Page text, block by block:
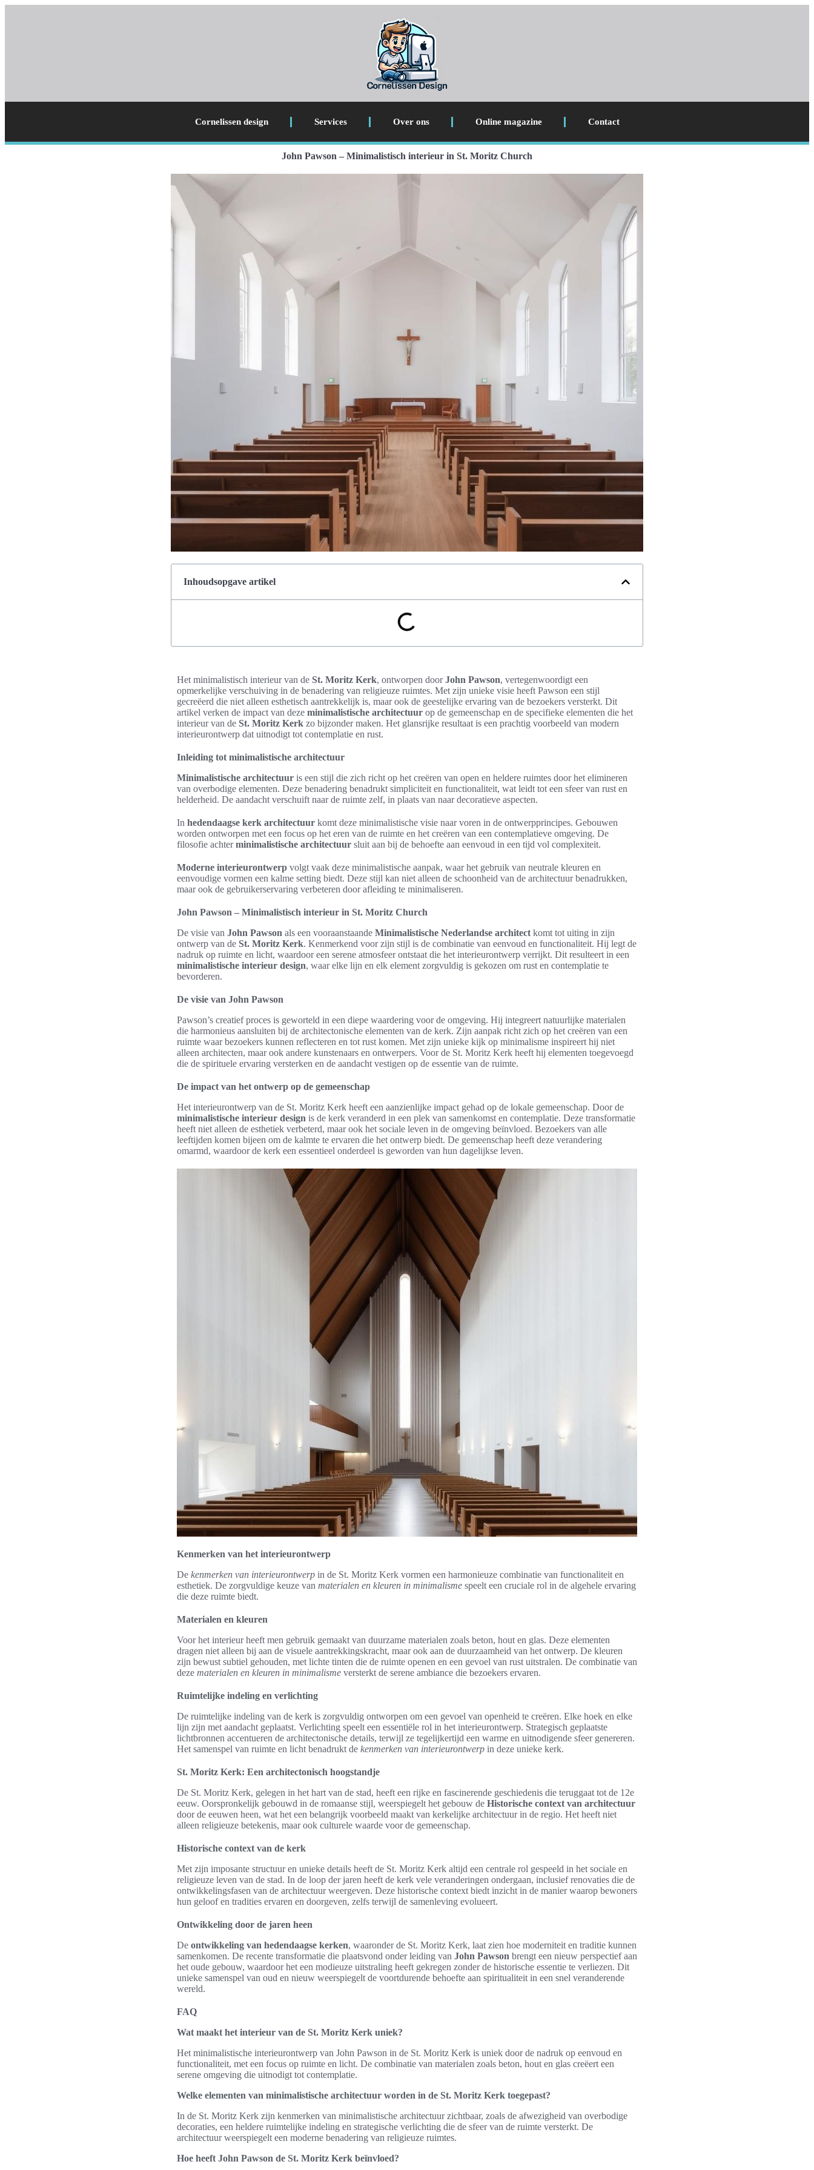
Cornelissen design Services Over ons Online magazine Contact
John Pawson – Minimalistisch interieur in St. Moritz Church
Inhoudsopgave artikel
Het minimalistisch interieur van de St. Moritz Kerk, ontworpen doorJohn Pawson, vertegenwoordigt een
opmerkelijke verschuiving in de benadering van religieuze ruimtes. Met zijn unieke visie heeft Pawson een stijl
gecreëerd die niet alleen esthetisch aantrekkelijk is, maar ook de geestelijke ervaring van de bezoekers versterkt. Dit
artikel verken de impact van deze minimalistische architectuur op de gemeenschap en de specifieke elementen die het
interieur van de St. Moritz Kerk zo bijzonder maken. Het glansrijke resultaat is een prachtig voorbeeld van modern
interieurontwerp dat uitnodigt tot contemplatie en rust.
Inleiding tot minimalistische architectuur
Minimalistische architectuur is een stijl die zich richt op het creëren van open en heldere ruimtes door het elimineren
van overbodige elementen. Deze benadering benadrukt simpliciteit en functionaliteit, wat leidt tot een sfeer van rust en
helderheid. De aandacht verschuift naar de ruimte zelf, in plaats van naar decoratieve aspecten.
In hedendaagse kerk architectuur komt deze minimalistische visie naar voren in de ontwerpprincipes. Gebouwen
worden ontworpen met een focus op het eren van de ruimte en het creëren van een contemplatieve omgeving. De
filosofie achterminimalistische architectuur sluit aan bij de behoefte aan eenvoud in een tijd vol complexiteit.
Moderne interieurontwerp volgt vaak deze minimalistische aanpak, waar het gebruik van neutrale kleuren en
eenvoudige vormen een kalme setting biedt. Deze stijl kan niet alleen de schoonheid van de architectuur benadrukken,
maar ook de gebruikerservaring verbeteren door afleiding te minimaliseren.
John Pawson – Minimalistisch interieur in St. Moritz Church
De visie van John Pawson als een vooraanstaande Minimalistische Nederlandse architect komt tot uiting in zijn
ontwerp van de St. Moritz Kerk. Kenmerkend voor zijn stijl is de combinatie van eenvoud en functionaliteit. Hij legt de
nadruk op ruimte en licht, waardoor een serene atmosfeer ontstaat die het interieurontwerp verrijkt. Dit resulteert in een
minimalistische interieur design, waar elke lijn en elk element zorgvuldig is gekozen om rust en contemplatie te
bevorderen.
De visie van John Pawson
Pawson’s creatief proces is geworteld in een diepe waardering voor de omgeving. Hij integreert natuurlijke materialen
die harmonieus aansluiten bij de architectonische elementen van de kerk. Zijn aanpak richt zich op het creëren van een
ruimte waar bezoekers kunnen reflecteren en tot rust komen. Met zijn unieke kijk op minimalisme inspireert hij niet
alleen architecten, maar ook andere kunstenaars en ontwerpers. Voor de St. Moritz Kerk heeft hij elementen toegevoegd
die de spirituele ervaring versterken en de aandacht vestigen op de essentie van de ruimte.
De impact van het ontwerp op de gemeenschap
Het interieurontwerp van de St. Moritz Kerk heeft een aanzienlijke impact gehad op de lokale gemeenschap. Door de
minimalistische interieur design is de kerk veranderd in een plek van samenkomst en contemplatie. Deze transformatie
heeft niet alleen de esthetiek verbeterd, maar ook het sociale leven in de omgeving beïnvloed. Bezoekers van alle
leeftijden komen bijeen om de kalmte te ervaren die het ontwerp biedt. De gemeenschap heeft deze verandering
omarmd, waardoor de kerk een essentieel onderdeel is geworden van hun dagelijkse leven.
Kenmerken van het interieurontwerp
De kenmerken van interieurontwerp in de St. Moritz Kerk vormen een harmonieuze combinatie van functionaliteit en
esthetiek. De zorgvuldige keuze van materialen en kleuren in minimalisme speelt een cruciale rol in de algehele ervaring
die deze ruimte biedt.
Materialen en kleuren
Voor het interieur heeft men gebruik gemaakt van duurzame materialen zoals beton, hout en glas. Deze elementen
dragen niet alleen bij aan de visuele aantrekkingskracht, maar ook aan de duurzaamheid van het ontwerp. De kleuren
zijn bewust subtiel gehouden, met lichte tinten die de ruimte openen en een gevoel van rust uitstralen. De combinatie van
deze materialen en kleuren in minimalisme versterkt de serene ambiance die bezoekers ervaren.
Ruimtelijke indeling en verlichting
De ruimtelijke indeling van de kerk is zorgvuldig ontworpen om een gevoel van openheid te creëren. Elke hoek en elke
lijn zijn met aandacht geplaatst. Verlichting speelt een essentiële rol in het interieurontwerp. Strategisch geplaatste
lichtbronnen accentueren de architectonische details, terwijl ze tegelijkertijd een warme en uitnodigende sfeer genereren.
Het samenspel van ruimte en licht benadrukt de kenmerken van interieurontwerp in deze unieke kerk.
St. Moritz Kerk: Een architectonisch hoogstandje
De St. Moritz Kerk, gelegen in het hart van de stad, heeft een rijke en fascinerende geschiedenis die teruggaat tot de 12e
eeuw. Oorspronkelijk gebouwd in de romaanse stijl, weerspiegelt het gebouw de Historische context van architectuur
door de eeuwen heen, wat het een belangrijk voorbeeld maakt van kerkelijke architectuur in de regio. Het heeft niet
alleen religieuze betekenis, maar ook culturele waarde voor de gemeenschap.
Historische context van de kerk
Met zijn imposante structuur en unieke details heeft de St. Moritz Kerk altijd een centrale rol gespeeld in het sociale en
religieuze leven van de stad. In de loop der jaren heeft de kerk vele veranderingen ondergaan, inclusief renovaties die de
ontwikkelingsfasen van de architectuur weergeven. Deze historische context biedt inzicht in de manier waarop bewoners
hun geloof en tradities ervaren en doorgeven, zelfs terwijl de samenleving evolueert.
Ontwikkeling door de jaren heen
De ontwikkeling van hedendaagse kerken, waaronder de St. Moritz Kerk, laat zien hoe moderniteit en traditie kunnen
samenkomen. De recente transformatie die plaatsvond onder leiding van John Pawson brengt een nieuw perspectief aan
het oude gebouw, waardoor het een modieuze uitstraling heeft gekregen zonder de historische essentie te verliezen. Dit
unieke samenspel van oud en nieuw weerspiegelt de voortdurende behoefte aan spiritualiteit in een snel veranderende
wereld.
FAQ
Wat maakt het interieur van de St. Moritz Kerk uniek?
Het minimalistische interieurontwerp van John Pawson in de St. Moritz Kerk is uniek door de nadruk op eenvoud en
functionaliteit, met een focus op ruimte en licht. De combinatie van materialen zoals beton, hout en glas creëert een
serene omgeving die uitnodigt tot contemplatie.
Welke elementen van minimalistische architectuur worden in de St. Moritz Kerk toegepast?
In de St. Moritz Kerk zijn kenmerken van minimalistische architectuur zichtbaar, zoals de afwezigheid van overbodige
decoraties, een heldere ruimtelijke indeling en strategische verlichting die de sfeer van de ruimte versterkt. De
architectuur weerspiegelt een moderne benadering van religieuze ruimtes.
Hoe heeft John Pawson de St. Moritz Kerk beïnvloed?